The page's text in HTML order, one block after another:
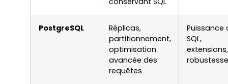
PostgreSQL
Réplicas,
partitionnement,
optimisation
avancée des
requêtes
Puissance
SQL,
extensions,
robustesse